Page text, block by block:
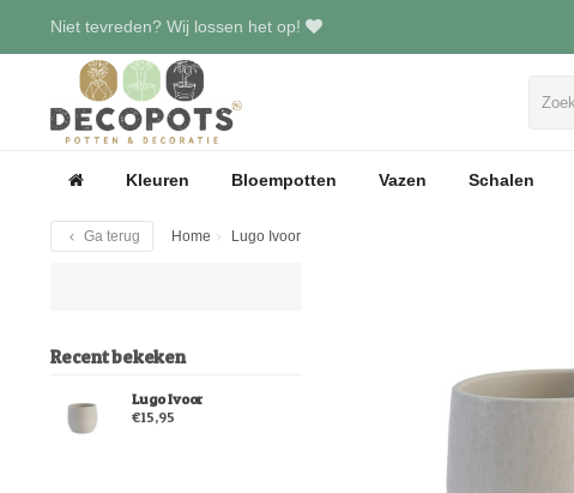
Niet tevreden? Wij lossen het op!
Kleuren Bloempotten Vazen Schalen
Ga terug Home Lugo Ivoor
Recent bekeken
Lugo Ivoor
€15,95